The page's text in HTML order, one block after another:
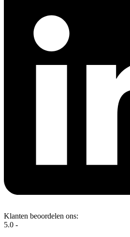
Klanten beoordelen ons:
5.0 -